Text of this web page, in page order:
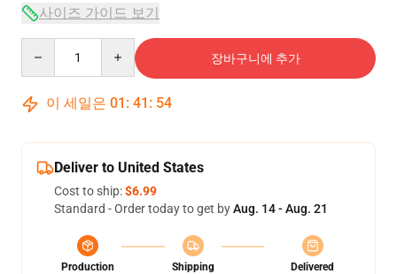
사이즈 가이드 보기
장바구니에 추가
이 세일은 01 : 41 : 54
Deliver to United States
Cost to ship:$6.99
Standard - Order today to get byAug. 14 - Aug. 21
Production
Shipping
Delivered